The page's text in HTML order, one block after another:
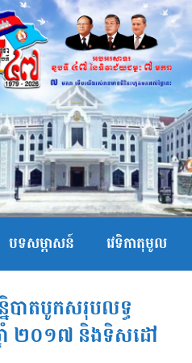
បទសម្ភាសន៍ វេទិកាតុមូល
បាតបូកសរុបលទ្ធ
នាំ ២០១៧ និងទិសដៅ